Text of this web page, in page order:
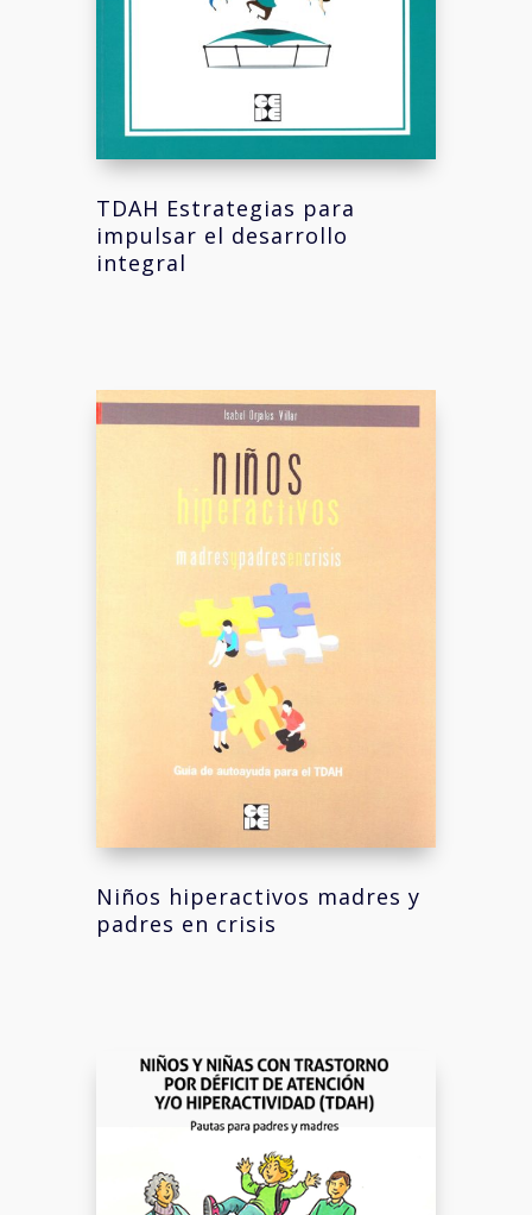
TDAH Estrategias para
impulsar el desarrollo
integral
Niños hiperactivos madres y
padres en crisis